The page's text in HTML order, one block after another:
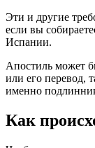
Эти и другие
если вы
Испании.
Апостиль может
или его перевод,
именно
Как